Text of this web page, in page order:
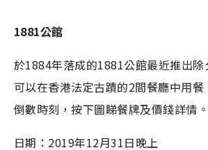
1881公館
於1884年落成的1881公館最近推出除
可以在香港法定古蹟的2間餐廳中用
倒數時刻，按下圖睇餐牌及價錢詳情
日期：2019年12月31日晚上